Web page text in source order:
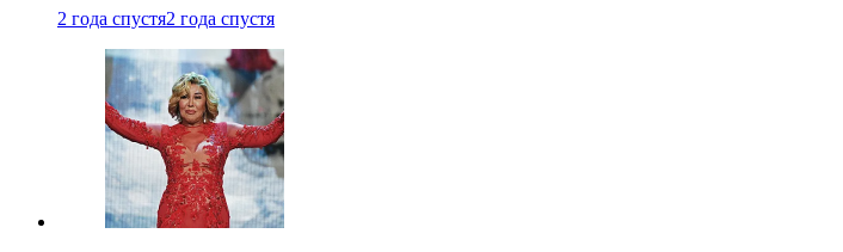
2 года спустя2 года спустя